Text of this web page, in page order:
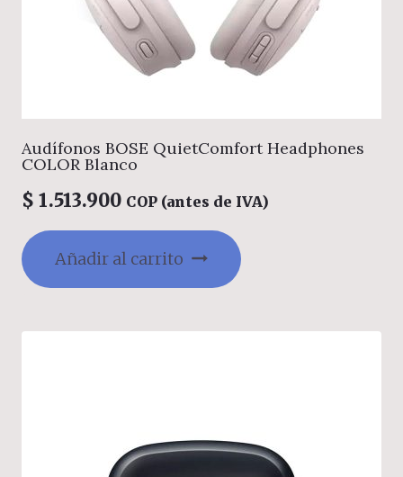
Audífonos BOSE QuietComfort Headphones
COLOR Blanco
$ 1.513.900 COP (antes de IVA)
Añadir al carrito